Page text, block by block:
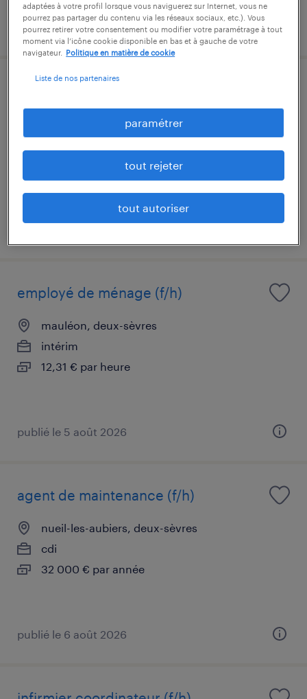
publié le 22 juillet 2026
mauléon, deux-sèvres
12,31 € par heure
employé de ménage (f/h)
mauléon, deux-sèvres
intérim
12,31 € par heure
publié le 5 août 2026
agent de maintenance (f/h)
nueil-les-aubiers, deux-sèvres
cdi
32 000 € par année
publié le 6 août 2026
adaptées à votre profil lorsque vous naviguerez sur Internet, vous ne
pourrez pas partager du contenu via les réseaux sociaux, etc.). Vous
pourrez retirer votre consentement ou modifier votre paramétrage à tout
moment via l’icône cookie disponible en bas et à gauche de votre
navigateur.
Politique en matière de cookie
Liste de nos partenaires
paramétrer
tout rejeter
tout autoriser